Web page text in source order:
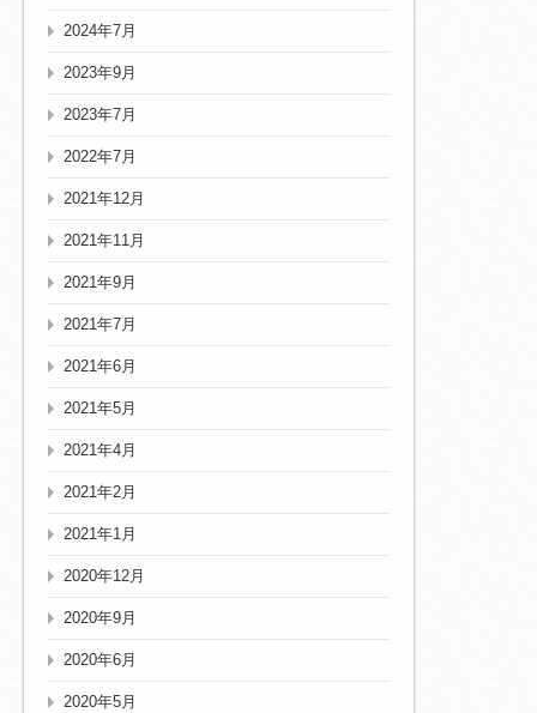
2024年7月
2023年9月
2023年7月
2022年7月
2021年12月
2021年11月
2021年9月
2021年7月
2021年6月
2021年5月
2021年4月
2021年2月
2021年1月
2020年12月
2020年9月
2020年6月
2020年5月